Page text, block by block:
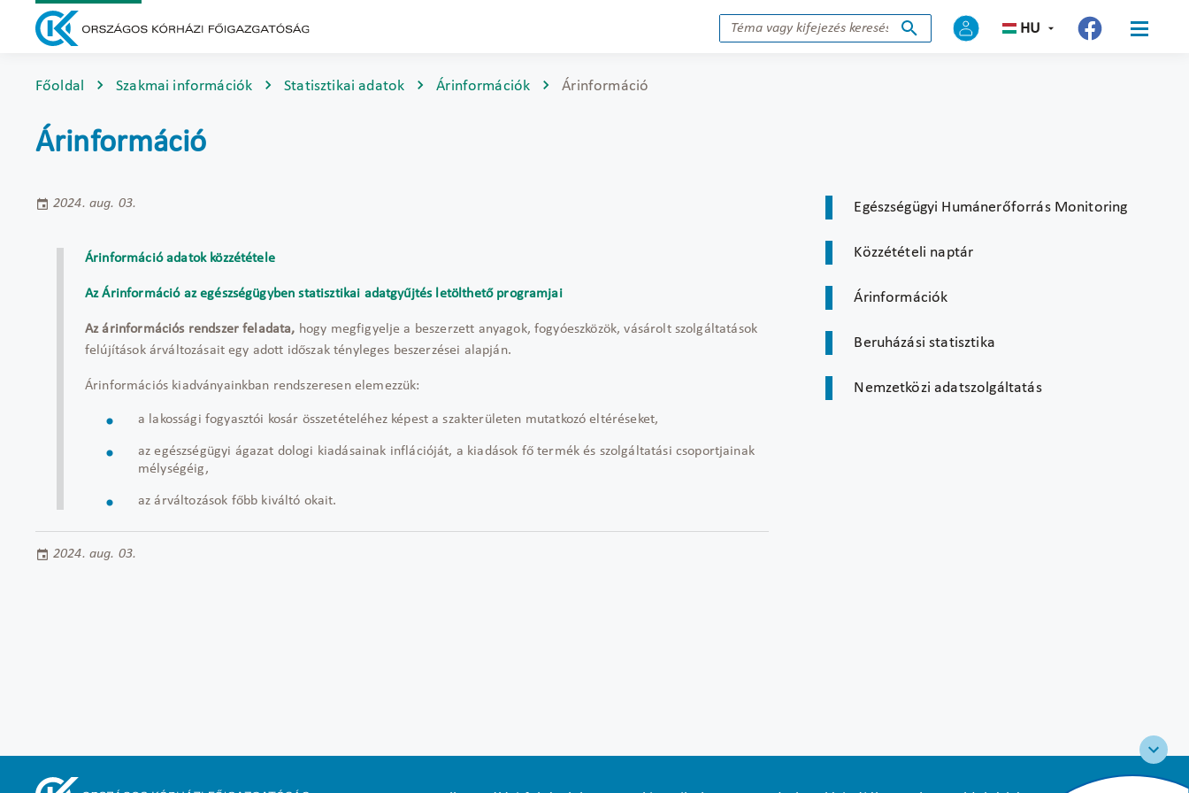
HU
Főoldal Szakmai információk Statisztikai adatok Árinformációk Árinformáció
Árinformáció
2024. aug. 03.
Árinformáció adatok közzététele
Az Árinformáció az egészségügyben statisztikai adatgyűjtés letölthető programjai
Az árinformációs rendszer feladata, hogy megfigyelje a beszerzett anyagok, fogyóeszközök, vásárolt szolgáltatások
felújítások árváltozásait egy adott időszak tényleges beszerzései alapján.
Árinformációs kiadványainkban rendszeresen elemezzük:
a lakossági fogyasztói kosár összetételéhez képest a szakterületen mutatkozó eltéréseket,
az egészségügyi ágazat dologi kiadásainak inflációját, a kiadások fő termék és szolgáltatási csoportjainak
mélységéig,
az árváltozások főbb kiváltó okait.
2024. aug. 03.
Egészségügyi Humánerőforrás Monitoring
Közzétételi naptár
Árinformációk
Beruházási statisztika
Nemzetközi adatszolgáltatás